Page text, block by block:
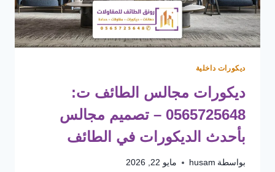
ديكورات داخلية
ديكورات مجالس الطائف ت:
0565725648 – تصميم مجالس
بأحدث الديكورات في الطائف
بواسطة husam مايو 22, 2026